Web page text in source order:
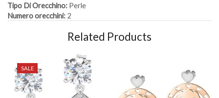
Tipo Di Orecchino: Perle
Numero orecchini: 2
Related Products
SALE